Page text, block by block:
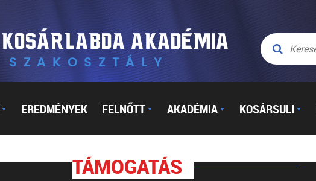
▼ EREDMÉNYEK FELNŐTT ▼ AKADÉMIA ▼ KOSÁRSULI ▼
TÁMOGATÁS